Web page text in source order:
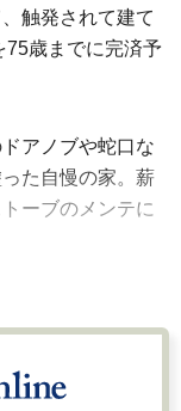
触発されて建て
75歳までに完済予
アノブや蛇口な
た自慢の家。薪
ーブのメンテに